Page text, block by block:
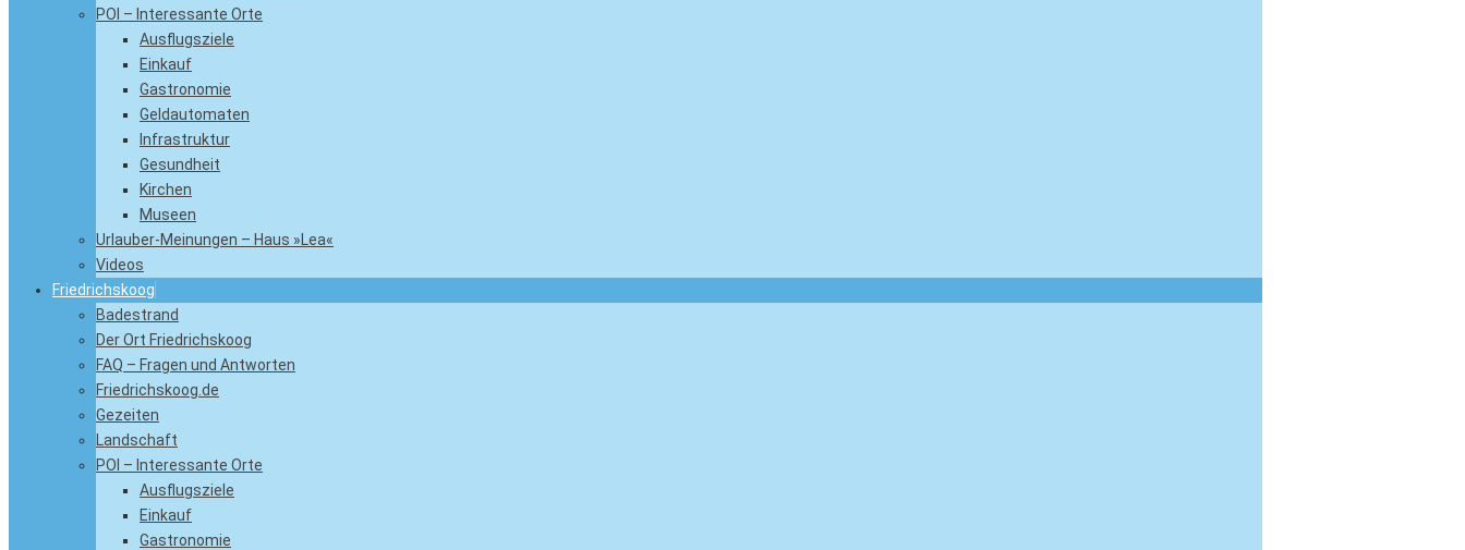
POI – Interessante Orte
Ausflugsziele
Einkauf
Gastronomie
Geldautomaten
Infrastruktur
Gesundheit
Kirchen
Museen
Urlauber-Meinungen – Haus »Lea«
Videos
Friedrichskoog
Badestrand
Der Ort Friedrichskoog
FAQ – Fragen und Antworten
Friedrichskoog.de
Gezeiten
Landschaft
POI – Interessante Orte
Ausflugsziele
Einkauf
Gastronomie